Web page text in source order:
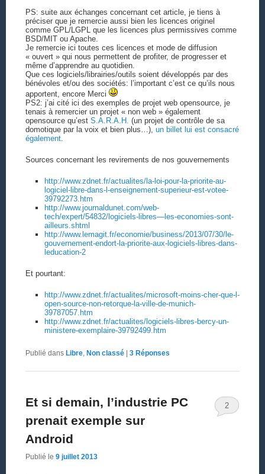
PS: suite aux échanges concernant cet article, je tiens à
préciser que je remercie aussi bien les licences originel
comme GPL/LGPL que les licences plus permissives comme
BSD/MIT ou Apache.
Je remercie ici toutes ces licences et mode de diffusion
« ouvert » qui nous permettent de profiter, de progresser et
même d’apprendre au quotidien.
Que ces logiciels/librairies/outils soient développés par des
bénévoles et/ou des sociétés: l’important c’est ce qu’ils nous
apportent, encore Merci
PS2: j’ai cité ici des exemples de projet web opensource, je
tenais à remercier un projet « non web » également
opensource qu’est S.A.R.A.H. (un projet de contrôle de sa
domotique par la voix et bien plus…), un billet lui est consacré
également.
Sources concernant les revirements de nos gouvernements
http://www.zdnet.fr/actualites/la-loi-pour-la-priorite-au-
logiciel-libre-dans-l-enseignement-superieur-est-votee-
39792273.htm
http://www.journaldunet.com/web-
tech/expert/54832/logiciels-libres—les-economies-sont-
ailleurs.shtml
http://www.lemagit.fr/economie/business/2013/07/30/le-
gouvernement-endort-la-priorite-aux-logiciels-libres-dans-
leducation-2
Et pourtant:
http://www.zdnet.fr/actualites/microsoft-moins-cher-que-l-
open-source-non-retorque-la-ville-de-munich-
39787057.htm
http://www.zdnet.fr/actualites/logiciels-libres-bercy-un-
ministere-exemplaire-39792499.htm
Publié dans Libre, Non classé | 3Réponses
Et si demain, l’industrie PC
prenait exemple sur
Android
Publié le 9 juillet 2013
2